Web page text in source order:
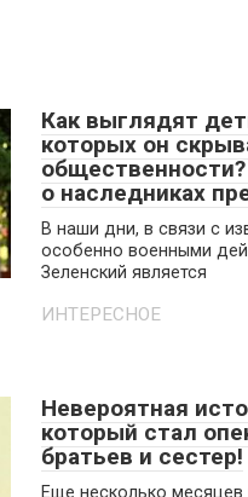
Как выглядят
которых он
о наследниках
В наши дни, в связи с
особенно военными
Зеленский является
ИНТЕРЕСНОЕ
Невероятная
который стал
братьев и сестер!
Еще несколько